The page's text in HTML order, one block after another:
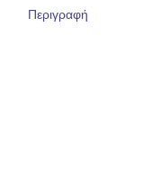
Περιγραφή